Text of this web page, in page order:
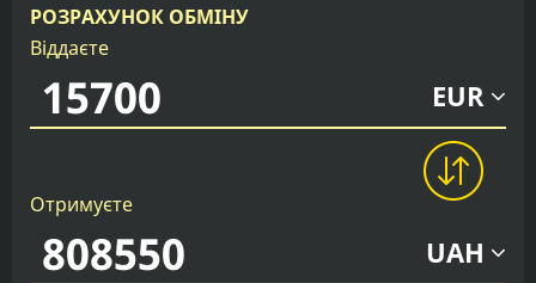
РОЗРАХУНОК ОБМІНУ
Віддаєте
EUR
Отримуєте
UAH